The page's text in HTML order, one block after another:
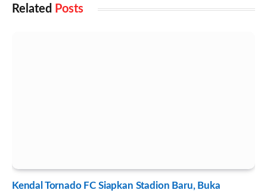
Related Posts
Kendal Tornado FC Siapkan Stadion Baru, Buka